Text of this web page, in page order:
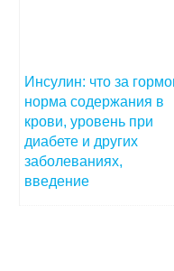
Инсулин: что за
норма содержания в
крови, уровень при
диабете и других
заболеваниях,
введение